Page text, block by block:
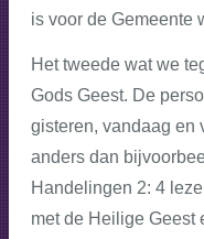
is voor de Gemeente
Het tweede wat we
Gods Geest. De
gisteren, vandaag en
anders dan
Handelingen 2: 4
met de Heilige Geest